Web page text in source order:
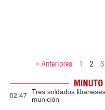
« Anteriores 1 2 3
02:47
Tres soldados
munición